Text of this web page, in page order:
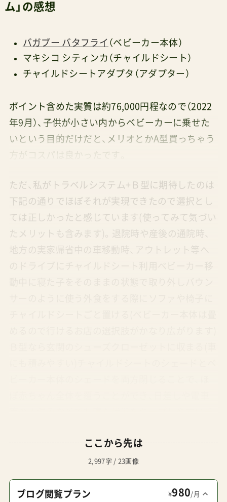
ム」の感想
バガブー バタフライ （ベビーカー本体）
マキシコ シティンカ（チャイルドシート）
チャイルドシートアダプタ（アダプター）
ポイント含めた実質は約76,000円程なので（2022
年9月）、子供が小さい内からベビーカーに乗せた
いという目的だけだと、メリオとかA型買っちゃう
方がコスパは良かったです。
ただ、私がトラベルシステム+Ｂ型に期待したのは
下記の通りでほぼそれが実現できたので選択とし
ては正しかったと感じています(使ってみて気づい
たメリットも含みます)。退院時や産後の通院時、
元(ベビーカー側)の空間に小さいバッグやタオル
ケットなどの荷物を置くことができるトラベルシ
はなく前輪側に寄るので操作がしやすくなる(段差
ここから先は
2,997字 / 23画像
ブログ閲覧プラン ¥980/月